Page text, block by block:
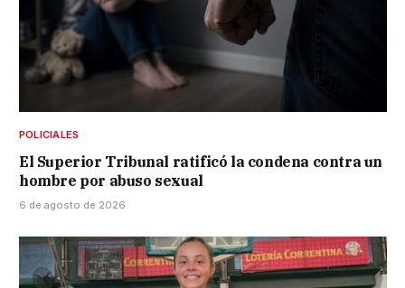
POLICIALES
El Superior Tribunal ratificó la condena contra un
hombre por abuso sexual
6 de agosto de 2026